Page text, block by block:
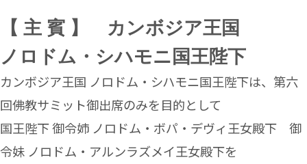
【 主 賓 】 カンボジア王国
ノロドム・シハモニ国王陛下
カンボジア王国 ノロドム・シハモニ国王陛下は、第六
回佛教サミット御出席のみを目的として
国王陛下 御令姉 ノロドム・ボパ・デヴィ王女殿下 御
令妹 ノロドム・アルンラズメイ王女殿下を